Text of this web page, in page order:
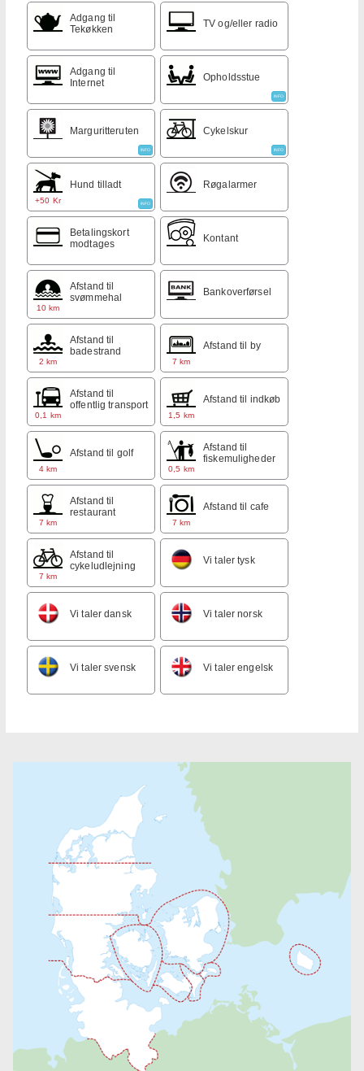
Adgang til
Tekøkken
TV og/eller radio
Adgang til
Internet
Opholdsstue
INFO
Marguritteruten
INFO
Cykelskur
INFO
+50 Kr
Hund tilladt
INFO
Røgalarmer
Betalingskort
modtages
Kontant
10 km
Afstand til
svømmehal
Bankoverførsel
2 km
Afstand til
badestrand
7 km
Afstand til by
0,1 km
Afstand til
offentlig transport
1,5 km
Afstand til indkøb
4 km
Afstand til golf
0,5 km
Afstand til
fiskemuligheder
7 km
Afstand til
restaurant
7 km
Afstand til cafe
7 km
Afstand til
cykeludlejning
Vi taler tysk
Vi taler dansk Vi taler norsk
Vi taler svensk Vi taler engelsk